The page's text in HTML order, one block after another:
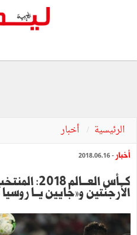
الرئيسية أخبار
أخبار - 2018.06.16
كـــأس
الأرجنتين و»جايين يــا روسيا